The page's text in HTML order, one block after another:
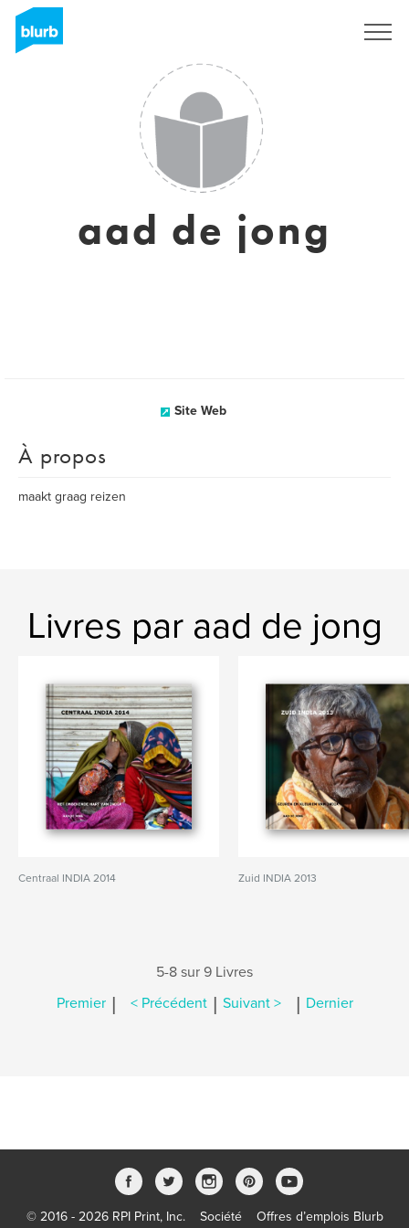
aad de jong
Site Web
À propos
maakt graag reizen
Livres par aad de jong
Centraal INDIA 2014 Zuid INDIA 2013
5-8 sur 9 Livres
Premier | < Précédent | Suivant > | Dernier
© 2016 - 2026 RPI Print, Inc. Société Offres d’emplois Blurb